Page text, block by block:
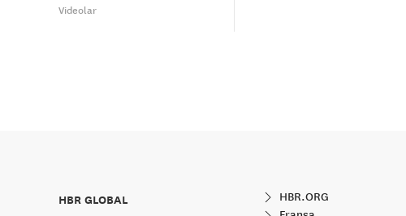
Videolar
HBR GLOBAL HBR.ORG